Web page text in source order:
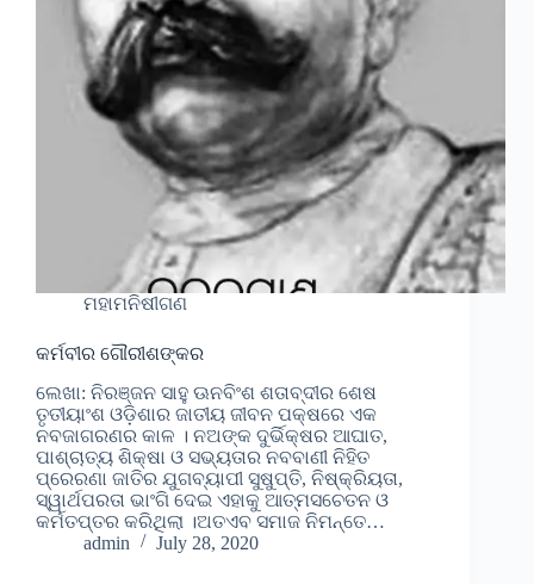
ମହାମନିଷୀଗଣ
କର୍ମବୀର ଗୌରୀଶଙ୍କର
ଲେଖା: ନିରଞ୍ଜନ ସାହୁ ଊନବିଂଶ ଶତାବ୍ଦୀର ଶେଷ
ତୃତୀୟାଂଶ ଓଡ଼ିଶାର ଜାତୀୟ ଜୀବନ ପକ୍ଷରେ ଏକ
ନବଜାଗରଣର କାଳ । ନଅଙ୍କ ଦୁର୍ଭିକ୍ଷର ଆଘାତ,
ପାଶ୍ଚାତ୍ୟ ଶିକ୍ଷା ଓ ସଭ୍ୟତାର ନବବାଣୀ ନିହିତ
ପ୍ରେରଣା ଜାତିର ଯୁଗବ୍ୟାପୀ ସୁଷୁପ୍ତି, ନିଷ୍କ୍ରିୟତା,
ସ୍ୱାର୍ଥପରତା ଭାଂଗି ଦେଇ ଏହାକୁ ଆତ୍ମସଚେତନ ଓ
କର୍ମତପ୍ତର କରିଥିଲା ।ଅତଏବ ସମାଜ ନିମନ୍ତେ…
admin
July 28, 2020